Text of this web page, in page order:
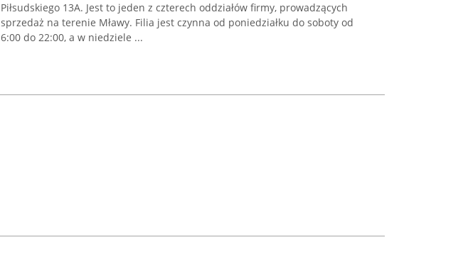
Piłsudskiego 13A. Jest to jeden z czterech oddziałów firmy, prowadzących
sprzedaż na terenie Mławy. Filia jest czynna od poniedziałku do soboty od
6:00 do 22:00, a w niedziele ...